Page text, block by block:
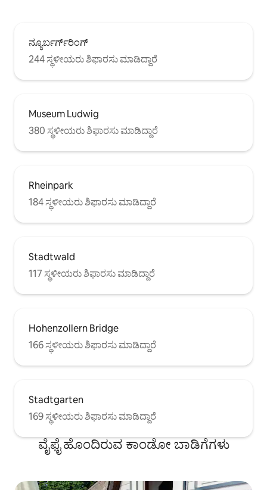
ನ್ಯೂರ್ಬರ್ಗ್‌ರಿಂಗ್
244 ಸ್ಥಳೀಯರು ಶಿಫಾರಸು ಮಾಡಿದ್ದಾರೆ
Museum Ludwig
380 ಸ್ಥಳೀಯರು ಶಿಫಾರಸು ಮಾಡಿದ್ದಾರೆ
Rheinpark
184 ಸ್ಥಳೀಯರು ಶಿಫಾರಸು ಮಾಡಿದ್ದಾರೆ
Stadtwald
117 ಸ್ಥಳೀಯರು ಶಿಫಾರಸು ಮಾಡಿದ್ದಾರೆ
Hohenzollern Bridge
166 ಸ್ಥಳೀಯರು ಶಿಫಾರಸು ಮಾಡಿದ್ದಾರೆ
Stadtgarten
169 ಸ್ಥಳೀಯರು ಶಿಫಾರಸು ಮಾಡಿದ್ದಾರೆ
ವೈಫೈ ಹೊಂದಿರುವ ಕಾಂಡೋ ಬಾಡಿಗೆಗಳು